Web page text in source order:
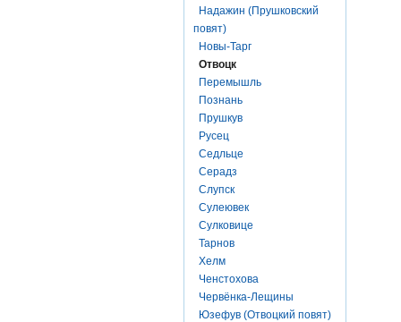
Надажин (Прушковский
повят)
Новы-Тарг
Отвоцк
Перемышль
Познань
Прушкув
Русец
Седльце
Серадз
Слупск
Сулеювек
Сулковице
Тарнов
Хелм
Ченстохова
Червёнка-Лещины
Юзефув (Отвоцкий повят)